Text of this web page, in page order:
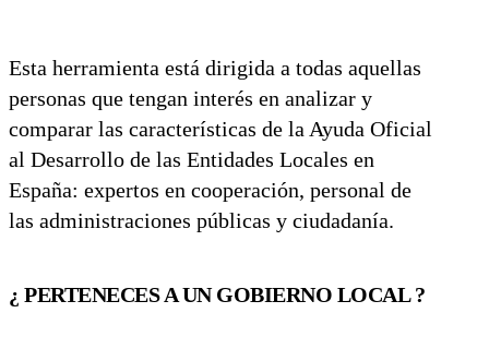
Esta herramienta está dirigida a todas aquellas
personas que tengan interés en analizar y
comparar las características de la Ayuda Oficial
al Desarrollo de las Entidades Locales en
España: expertos en cooperación, personal de
las administraciones públicas y ciudadanía.
¿ PERTENECES A UN GOBIERNO LOCAL ?